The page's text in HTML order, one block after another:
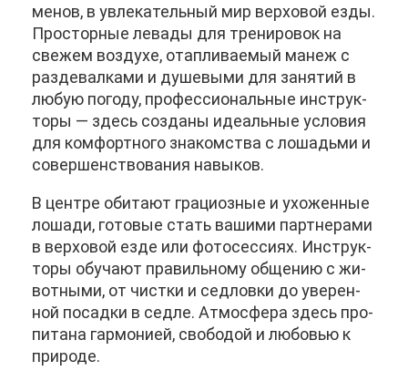
ме­нов, в увле­ка­тель­ный мир вер­хо­вой ез­ды.
Про­стор­ные ле­ва­ды для тре­ни­ро­вок на
све­жем воз­ду­хе, отап­ли­ва­е­мый ма­неж с
раз­де­вал­ка­ми и ду­ше­вы­ми для за­ня­тий в
лю­бую по­го­ду, про­фес­си­о­наль­ные ин­струк­
то­ры — здесь со­зда­ны иде­аль­ные усло­вия
для ком­форт­но­го зна­ком­ства с ло­ша­дь­ми и
со­вер­шен­ство­ва­ния на­вы­ков.
В цен­тре оби­та­ют гра­ци­оз­ные и ухо­жен­ные
ло­ша­ди, го­то­вые стать ва­ши­ми парт­не­ра­ми
в вер­хо­вой ез­де или фо­то­сес­си­ях. Ин­струк­
то­ры обу­ча­ют пра­виль­но­му об­ще­нию с жи­
вот­ны­ми, от чист­ки и сед­лов­ки до уве­рен­
ной по­сад­ки в сед­ле. Ат­мо­сфе­ра здесь про­
пи­та­на гар­мо­ни­ей, сво­бо­дой и лю­бо­вью к
при­ро­де.